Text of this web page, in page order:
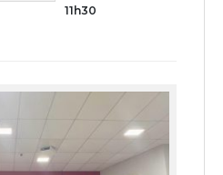
11h30